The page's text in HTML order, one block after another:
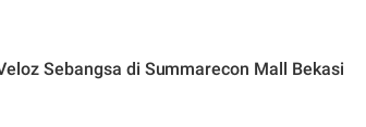
Sebangsa di Summarecon Mall Bekasi